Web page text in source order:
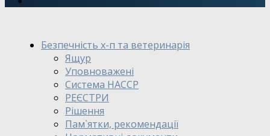
Безпечність х-п та ветеринарія
Ящур
Уповноважені
Система HACCP
РЕЄСТРИ
Рішення
Пам`ятки, рекомендації